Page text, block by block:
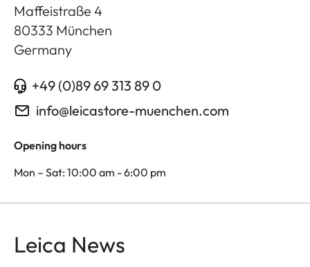
Maffeistraße 4
80333 München
Germany
+49 (0)89 69 313 89 0
info@leicastore-muenchen.com
Opening hours
Mon – Sat: 10:00 am - 6:00 pm
Leica News